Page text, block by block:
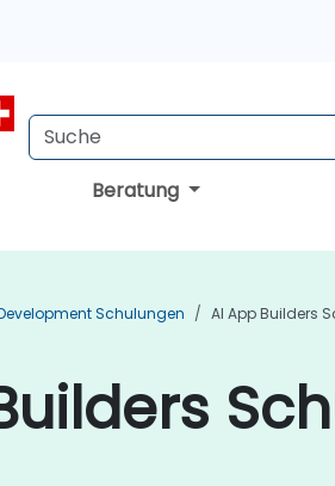
Beratung
Schulungen AI App Builders